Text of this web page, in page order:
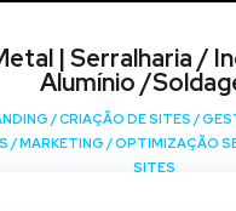
| Serralharia /
Alumínio /
/CRIAÇÃO DE SITES /
/MARKETING /OPTIMIZAÇÃO
SITES